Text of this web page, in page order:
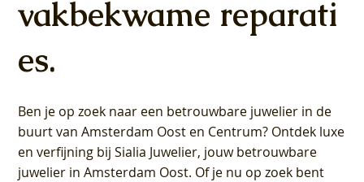
vakbekwame reparati
es.
Ben je op zoek naar een betrouwbare juwelier in de
buurt van Amsterdam Oost en Centrum? Ontdek luxe
en verfijning bij Sialia Juwelier, jouw betrouwbare
juwelier in Amsterdam Oost. Of je nu op zoek bent